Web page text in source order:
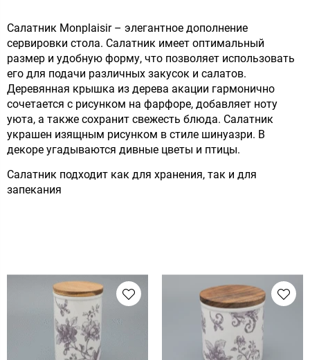
Салатник Monplaisir – элегантное дополнение
сервировки стола. Салатник имеет оптимальный
размер и удобную форму, что позволяет использовать
его для подачи различных закусок и салатов.
Деревянная крышка из дерева акации гармонично
сочетается с рисунком на фарфоре, добавляет ноту
уюта, а также сохранит свежесть блюда. Салатник
украшен изящным рисунком в стиле шинуазри. В
декоре угадываются дивные цветы и птицы.
Салатник подходит как для хранения, так и для
запекания